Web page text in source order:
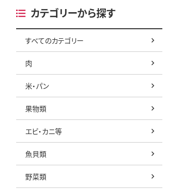
カテゴリーから探す
すべてのカテゴリー
肉
米・パン
果物類
エビ・カニ等
魚貝類
野菜類